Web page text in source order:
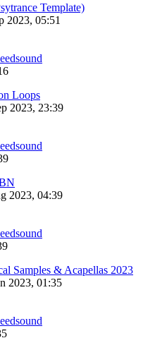
Template)
2023, 05:51
Loops
2023, 23:39
2023, 04:39
Samples & Acapellas 2023
2023, 01:35